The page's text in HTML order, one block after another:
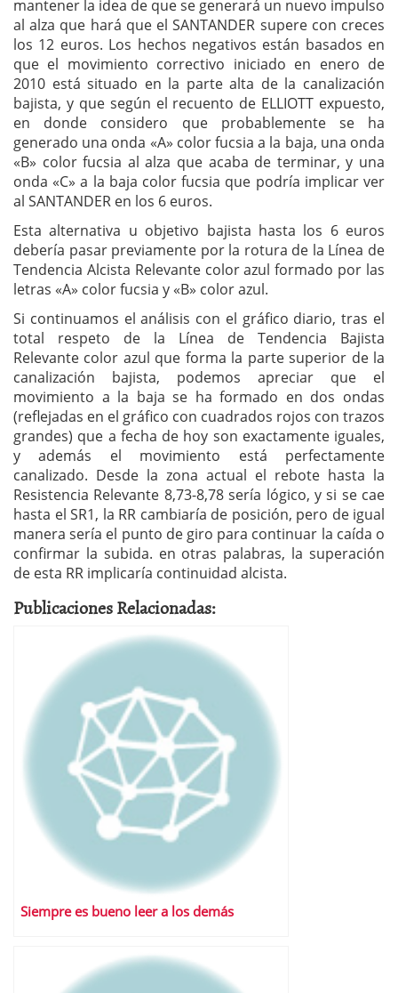
mantener la idea de que se generará un nuevo impulso
al alza que hará que el SANTANDER supere con creces
los 12 euros. Los hechos negativos están basados en
que el movimiento correctivo iniciado en enero de
2010 está situado en la parte alta de la canalización
bajista, y que según el recuento de ELLIOTT expuesto,
en donde considero que probablemente se ha
generado una onda «A» color fucsia a la baja, una onda
«B» color fucsia al alza que acaba de terminar, y una
onda «C» a la baja color fucsia que podría implicar ver
al SANTANDER en los 6 euros.
Esta alternativa u objetivo bajista hasta los 6 euros
debería pasar previamente por la rotura de la Línea de
Tendencia Alcista Relevante color azul formado por las
letras «A» color fucsia y «B» color azul.
Si continuamos el análisis con el gráfico diario, tras el
total respeto de la Línea de Tendencia Bajista
Relevante color azul que forma la parte superior de la
canalización bajista, podemos apreciar que el
movimiento a la baja se ha formado en dos ondas
(reflejadas en el gráfico con cuadrados rojos con trazos
grandes) que a fecha de hoy son exactamente iguales,
y además el movimiento está perfectamente
canalizado. Desde la zona actual el rebote hasta la
Resistencia Relevante 8,73-8,78 sería lógico, y si se cae
hasta el SR1, la RR cambiaría de posición, pero de igual
manera sería el punto de giro para continuar la caída o
confirmar la subida. en otras palabras, la superación
de esta RR implicaría continuidad alcista.
Publicaciones Relacionadas:
Siempre es bueno leer a los demás